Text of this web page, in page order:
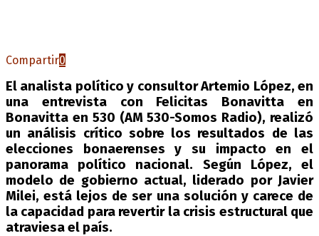
Compartir0
El analista político y consultor Artemio López, en
una entrevista con Felicitas Bonavitta en
Bonavitta en 530 (AM 530-Somos Radio), realizó
un análisis crítico sobre los resultados de las
elecciones bonaerenses y su impacto en el
panorama político nacional. Según López, el
modelo de gobierno actual, liderado por Javier
Milei, está lejos de ser una solución y carece de
la capacidad para revertir la crisis estructural que
atraviesa el país.